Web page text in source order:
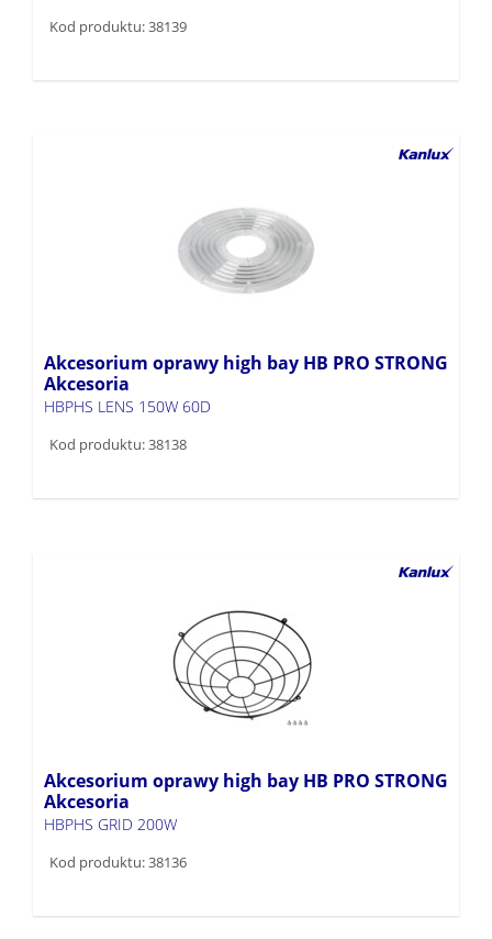
Kod produktu: 38139
Akcesorium oprawy high bay HB PRO STRONG
Akcesoria
HBPHS LENS 150W 60D
Kod produktu: 38138
Akcesorium oprawy high bay HB PRO STRONG
Akcesoria
HBPHS GRID 200W
Kod produktu: 38136